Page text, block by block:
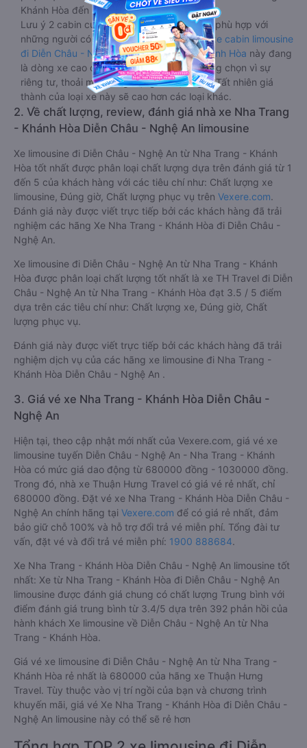
Khánh Hòa đến Diễn Châu - Nghệ An.
Lưu ý 2 cabin cuối thường thiết kế nhỏ hơn phù hợp với
những người có thân hình nhỏ nhắn. Dòngxe cabin limousine
đi Diễn Châu - Nghệ An từ Nha Trang - Khánh Hòa này đang
là dòng xe cao cấp nhất, hành khách thường chọn vì sự
riêng tư, thoải mái, sang trọng và tiện nghi. Tất nhiên giá
thành của loại xe này sẽ cao hơn các loại khác.
2. Về chất lượng, review, đánh giá nhà xe Nha Trang
- Khánh Hòa Diễn Châu - Nghệ An limousine
Xe limousine đi Diễn Châu - Nghệ An từ Nha Trang - Khánh
Hòa tốt nhất được phân loại chất lượng dựa trên đánh giá từ 1
đến 5 của khách hàng với các tiêu chí như: Chất lượng xe
limousine, Đúng giờ, Chất lượng phục vụ trên Vexere.com.
Đánh giá này được viết trực tiếp bởi các khách hàng đã trải
nghiệm các hãng Xe Nha Trang - Khánh Hòa đi Diễn Châu -
Nghệ An.
Xe limousine đi Diễn Châu - Nghệ An từ Nha Trang - Khánh
Hòa được phân loại chất lượng tốt nhất là xe TH Travel đi Diễn
Châu - Nghệ An từ Nha Trang - Khánh Hòa đạt 3.5 / 5 điểm
dựa trên các tiêu chí như: Chất lượng xe, Đúng giờ, Chất
lượng phục vụ.
Đánh giá này được viết trực tiếp bởi các khách hàng đã trải
nghiệm dịch vụ của các hãng xe limousine đi Nha Trang -
Khánh Hòa Diễn Châu - Nghệ An .
3. Giá vé xe Nha Trang - Khánh Hòa Diễn Châu -
Nghệ An
Hiện tại, theo cập nhật mới nhất của Vexere.com, giá vé xe
limousine tuyến Diễn Châu - Nghệ An - Nha Trang - Khánh
Hòa có mức giá dao động từ 680000 đồng - 1030000 đồng.
Trong đó, nhà xe Thuận Hưng Travel có giá vé rẻ nhất, chỉ
680000 đồng. Đặt vé xe Nha Trang - Khánh Hòa Diễn Châu -
Nghệ An chính hãng tại Vexere.com để có giá rẻ nhất, đảm
bảo giữ chỗ 100% và hỗ trợ đổi trả vé miễn phí. Tổng đài tư
vấn, đặt vé và đổi trả vé miễn phí: 1900 888684.
Xe Nha Trang - Khánh Hòa Diễn Châu - Nghệ An limousine tốt
nhất: Xe từ Nha Trang - Khánh Hòa đi Diễn Châu - Nghệ An
limousine được đánh giá chung có chất lượng Trung bình với
điểm đánh giá trung bình từ 3.4/5 dựa trên 392 phản hồi của
hành khách Xe limousine về Diễn Châu - Nghệ An từ Nha
Trang - Khánh Hòa.
Giá vé xe limousine đi Diễn Châu - Nghệ An từ Nha Trang -
Khánh Hòa rẻ nhất là 680000 của hãng xe Thuận Hưng
Travel. Tùy thuộc vào vị trí ngồi của bạn và chương trình
khuyến mãi, giá vé Xe Nha Trang - Khánh Hòa đi Diễn Châu -
Nghệ An limousine này có thể sẽ rẻ hơn